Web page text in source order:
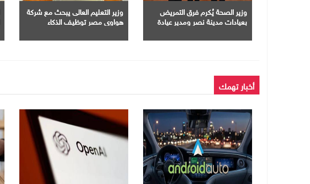
وزير الصحة يُكرم فرق التمريض
بعيادات مدينة نصر ومدير عيادة
وزير التعليم العالى يبحث مع شركة
هواوى مصر توظيف الذكاء
الجامعات
أخبار تهمك